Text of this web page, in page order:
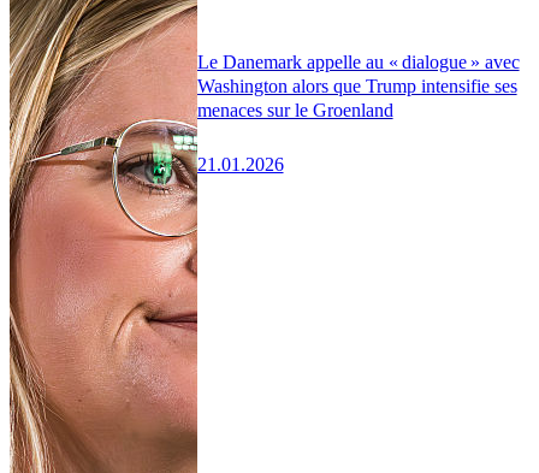
Le Danemark appelle au « dialogue » avec
Washington alors que Trump intensifie ses
menaces sur le Groenland
21.01.2026